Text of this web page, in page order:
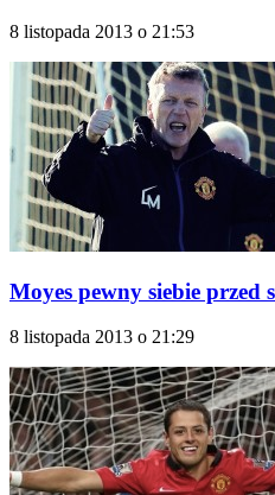
8 listopada 2013 o 21:53
Moyes pewny siebie przed
8 listopada 2013 o 21:29